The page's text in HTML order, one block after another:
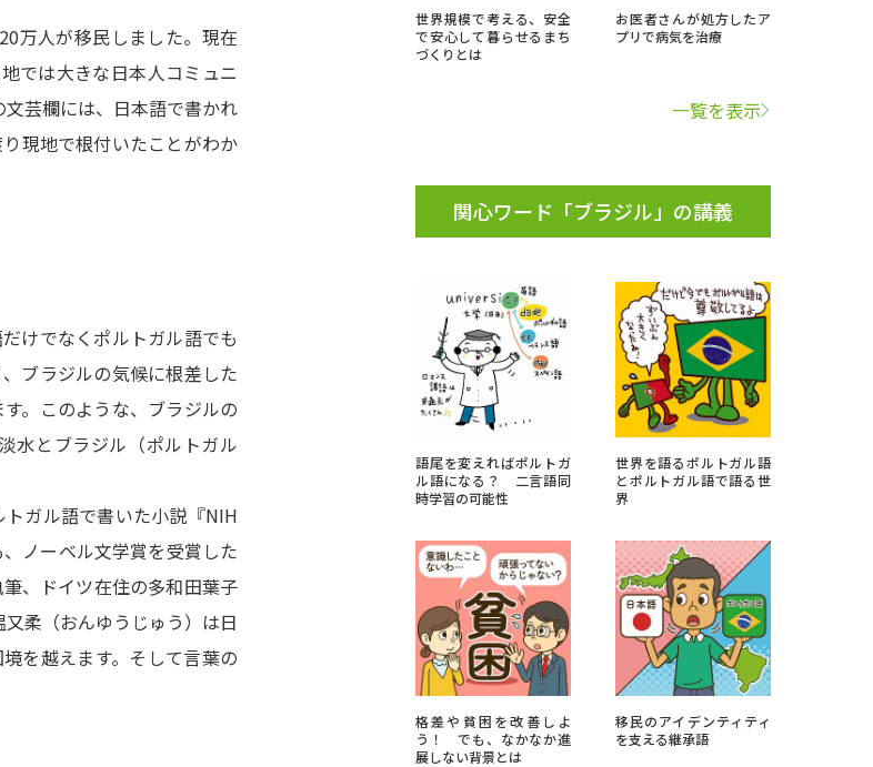
大学で学べる内容や特徴を調べる
新増設大学・学部・学科特集
データサイエンス特集
新学年スタート号特集ページ（高3生用）
オープンキャンパスなどを調べる
オープンキャンパス検索
実施プログラムから探す
来場型・Web型イベント特集
受験準備 資料検索
志望校・出願校を調べる
併願校選び 受験スケジュールを立てよう
先輩が入学を決めた理由
新生活お役立ちガイド
万人が移民しました。現在
では大きな日本人コミュニ
芸欄には、日本語で書かれ
現地で根付いたことがわか
けでなくポルトガル語でも
ブラジルの気候に根差した
。このような、ブラジルの
水とブラジル（ポルトガル
ガル語で書いた小説『NIH
ノーベル文学賞を受賞した
、ドイツ在住の多和田葉子
柔（おんゆうじゅう）は日
を越えます。そして言葉の
世界規模で考える、安全
で安心して暮らせるまち
づくりとは
お医者さんが処方したア
プリで病気を治療
一覧を表示
関心ワード「ブラジル」の講義
語尾を変えればポルトガ
ル語になる？ 二言語同
時学習の可能性
世界を語るポルトガル語
とポルトガル語で語る世
界
格差や貧困を改善しよ
う！ でも、なかなか進
展しない背景とは
移民のアイデンティティ
を支える継承語